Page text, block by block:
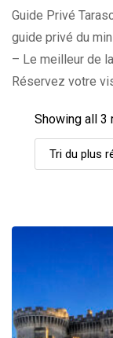
Guide Privé
guide privé du
– Le meilleur de
Réservez votre
Showing all 3